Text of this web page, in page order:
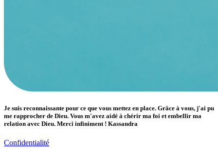
Je suis reconnaissante pour ce que vous mettez en place. Grâce à vous, j'ai pu
me rapprocher de Dieu. Vous m'avez aidé à chérir ma foi et embellir ma
relation avec Dieu. Merci infiniment ! Kassandra
Confidentialité